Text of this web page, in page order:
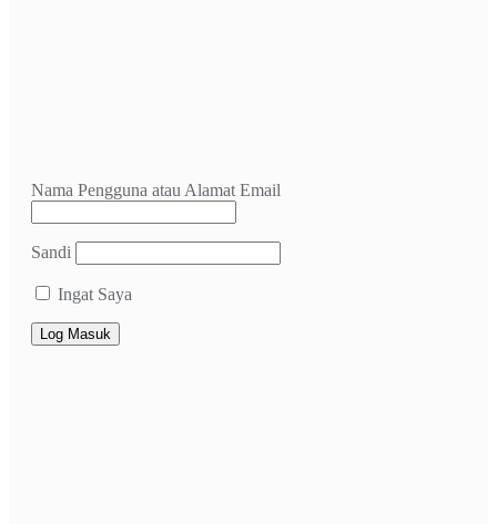
Nama Pengguna atau Alamat Email
Sandi
Ingat Saya